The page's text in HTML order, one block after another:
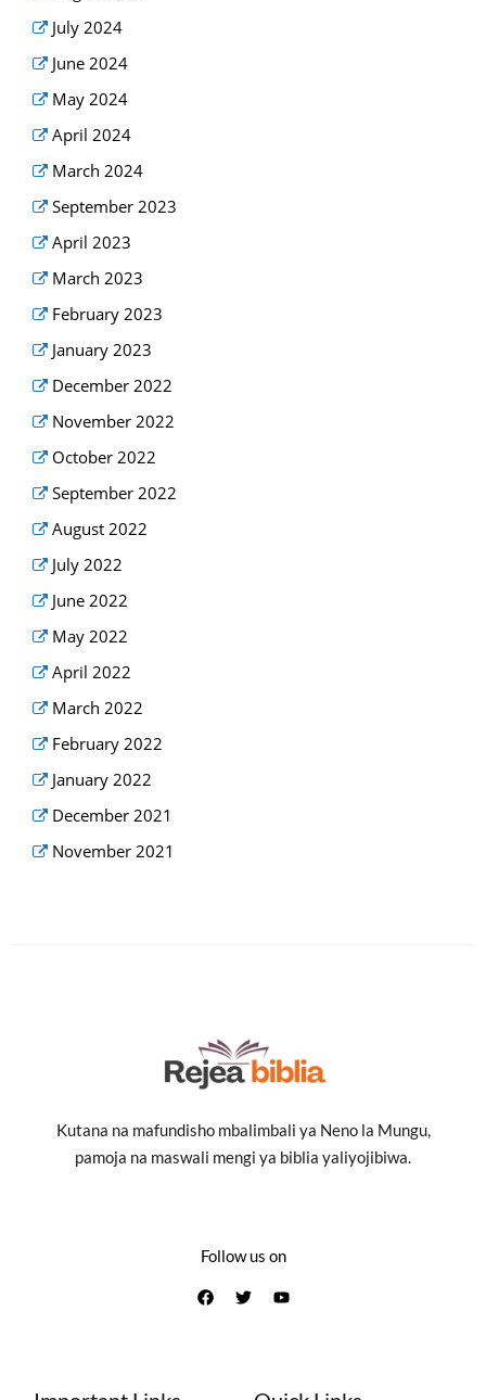
July 2024
June 2024
May 2024
April 2024
March 2024
September 2023
April 2023
March 2023
February 2023
January 2023
December 2022
November 2022
October 2022
September 2022
August 2022
July 2022
June 2022
May 2022
April 2022
March 2022
February 2022
January 2022
December 2021
November 2021
Kutana na mafundisho mbalimbali ya Neno la Mungu,
pamoja na maswali mengi ya biblia yaliyojibiwa.
Follow us on